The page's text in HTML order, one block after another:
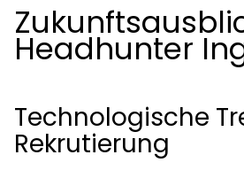
Headhunter
Technologische
Rekrutierung